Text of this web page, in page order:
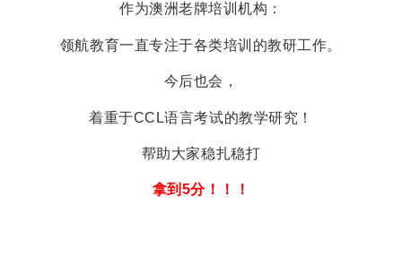
作为澳洲老牌培训机构：
领航教育一直专注于各类培训的教研工作。
今后也会，
着重于CCL语言考试的教学研究！
帮助大家稳扎稳打
拿到5分！！！